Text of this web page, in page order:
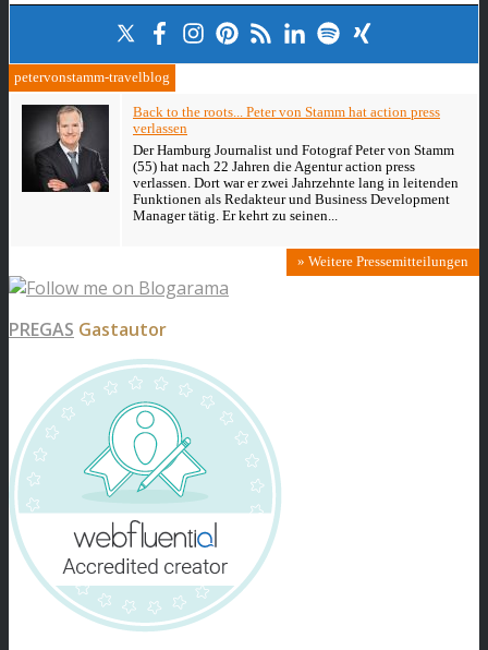
petervonstamm-travelblog
Back to the roots... Peter von Stamm hat action press
verlassen
Der Hamburg Journalist und Fotograf Peter von Stamm
(55) hat nach 22 Jahren die Agentur action press
verlassen. Dort war er zwei Jahrzehnte lang in leitenden
Funktionen als Redakteur und Business Development
Manager tätig. Er kehrt zu seinen...
» Weitere Pressemitteilungen
PREGAS Gastautor